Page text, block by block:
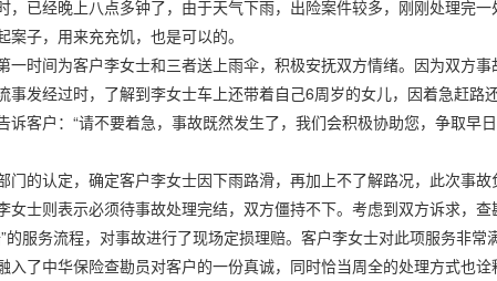
，已经晚上八点多钟了，由于天气下雨，出险案件较多，刚刚处理完
子，用来充充饥，也是可以的。
时间为客户李女士和三者送上雨伞，积极安抚双方情绪。因为双方事
事发经过时，了解到李女士车上还带着自己6周岁的女儿，因着急赶路
客户：“请不要着急，事故既然发生了，我们会积极协助您，争取早
的认定，确定客户李女士因下雨路滑，再加上不了解路况，此次事故
女士则表示必须待事故处理完结，双方僵持不下。考虑到双方诉求，
的服务流程，对事故进行了现场定损理赔。客户李女士对此项服务非
入了中华保险查勘员对客户的一份真诚，同时恰当周全的处理方式也诠